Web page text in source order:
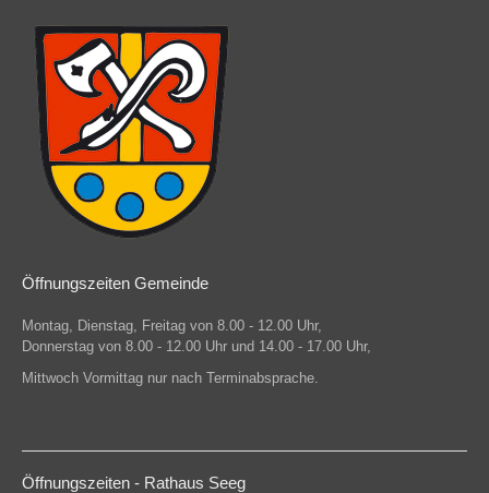
Öffnungszeiten Gemeinde
Montag, Dienstag, Freitag von 8.00 - 12.00 Uhr,
Donnerstag von 8.00 - 12.00 Uhr und 14.00 - 17.00 Uhr,
Mittwoch Vormittag nur nach Terminabsprache.
Öffnungszeiten - Rathaus Seeg